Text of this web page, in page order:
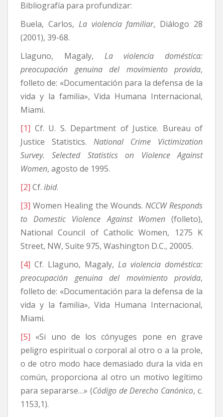
Bibliografía para profundizar:
Buela, Carlos, La violencia familiar, Diálogo 28
(2001), 39-68.
Llaguno, Magaly, La violencia doméstica:
preocupación genuina del movimiento provida,
folleto de: «Documentación para la defensa de la
vida y la familia», Vida Humana Internacional,
Miami.
[1] Cf. U. S. Department of Justice. Bureau of
Justice Statistics. National Crime Victimization
Survey. Selected Statistics on Violence Against
Women, agosto de 1995.
[2] Cf. ibid.
[3] Women Healing the Wounds. NCCW Responds
to Domestic Violence Against Women(folleto),
National Council of Catholic Women, 1275 K
Street, NW, Suite 975, Washington D.C., 20005.
[4] Cf. Llaguno, Magaly, La violencia doméstica:
preocupación genuina del movimiento provida,
folleto de: «Documentación para la defensa de la
vida y la familia», Vida Humana Internacional,
Miami.
[5] «Si uno de los cónyuges pone en grave
peligro espiritual o corporal al otro o a la prole,
o de otro modo hace demasiado dura la vida en
común, proporciona al otro un motivo legítimo
para separarse…» (Código de Derecho Canónico, c.
1153,1).